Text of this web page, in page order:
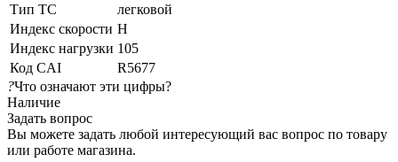
Тип ТС
легковой
Индекс скорости H
Индекс нагрузки 105
Код CAI
R5677
?Что означают эти цифры?
Наличие
Задать вопрос
Вы можете задать любой интересующий вас вопрос по товару
или работе магазина.